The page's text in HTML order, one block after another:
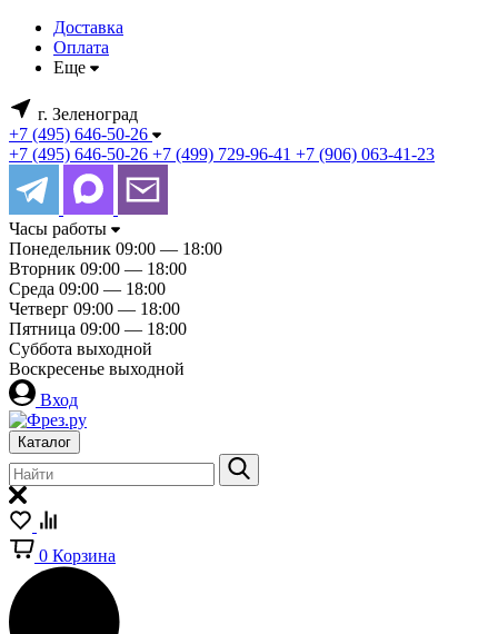
Доставка
Оплата
Еще
г. Зеленоград
+7 (495) 646-50-26
+7 (495) 646-50-26 +7 (499) 729-96-41 +7 (906) 063-41-23
Часы работы
Понедельник 09:00 — 18:00
Вторник 09:00 — 18:00
Среда 09:00 — 18:00
Четверг 09:00 — 18:00
Пятница 09:00 — 18:00
Суббота выходной
Воскресенье выходной
Вход
Каталог
0 Корзина